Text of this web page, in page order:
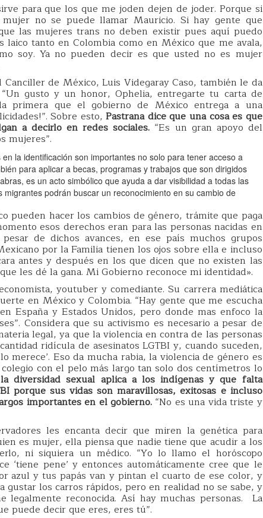
para que los que me joden dejen de joder. Porque si
no se puede llamar Mauricio. Si hay gente que
las mujeres trans no deben existir pues aquí puedo
tanto en Colombia como en México que me avala,
soy. Ya no pueden decir es que usted no es mujer
de México, Luis Videgaray Caso, también le da
gusto y un honor, Ophelia, entregarte tu carta de
primera que el gobierno de México entrega a una
Sobre esto,Pastrana dice que una cosa es que
a decirlo en redes sociales. “Es un gran apoyo del
mujeres”.
la identificación son importantes no solo para tener acceso a
para aplicar a becas, programas y trabajos que son dirigidos
es un acto simbólico que ayuda a dar visibilidad a todas las
podrán buscar un reconocimiento en su cambio de
pueden hacer los cambios de género, trámite que paga
esos derechos eran para las personas nacidas en
de dichos avances, en ese país muchos grupos
por la Familia tienen los ojos sobre ella e incluso
antes y después en los que dicen que no existen las
les dé la gana. Mi Gobierno reconoce mi identidad».
youtuber y comediante. Su carrera mediática
en México y Colombia. “Hay gente que me escucha
España y Estados Unidos, pero donde mas enfoco la
Considera que su activismo es necesario a pesar de
legal, ya que la violencia en contra de las personas
ridícula de asesinatos LGTBI y, cuando suceden,
merece’. Eso da mucha rabia, la violencia de género es
con el pelo más largo tan solo dos centímetros lo
diversidad sexual aplica a los indígenas y que falta
porque sus vidas son maravillosas, exitosas e incluso
importantes en el gobierno. “No es una vida triste y
les encanta decir que miren la genética para
es mujer, ella piensa que nadie tiene que acudir a los
ni siquiera un médico. “Yo lo llamo el horóscopo
‘tiene pene’ y entonces automáticamente cree que le
azul y tus papás van y pintan el cuarto de ese color, y
gustar los carros rápidos, pero en realidad no se sabe, y
legalmente reconocida. Así hay muchas personas. La
puede decir que eres, eres tú”.